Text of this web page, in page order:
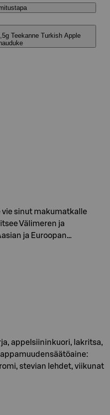
Teekanne Turkish Apple
vie sinut makumatkalle
Välimeren ja
ja Euroopan…
appelsiininkuori, lakritsa,
stevian lehdet, viikunat